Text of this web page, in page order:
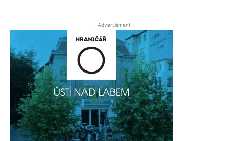
- Advertisment -